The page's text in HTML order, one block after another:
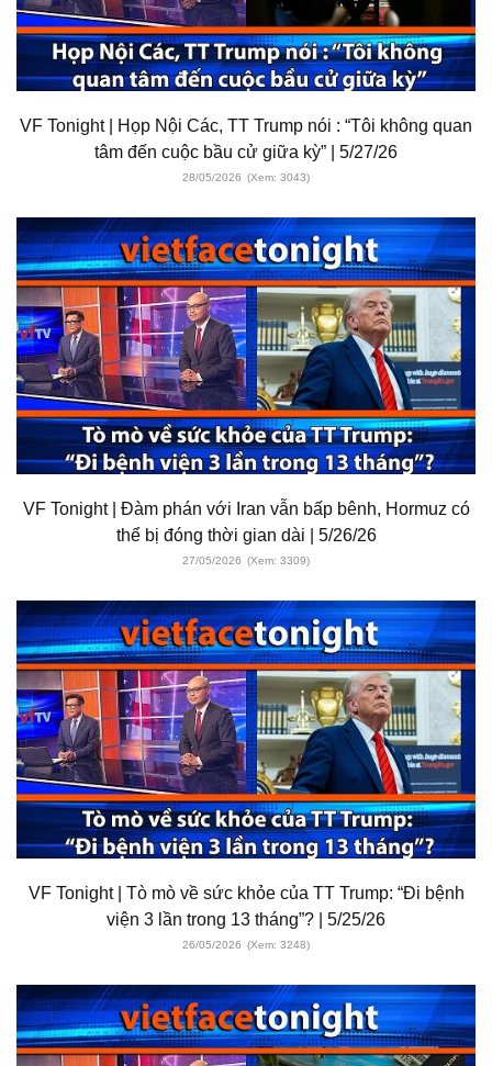
VF Tonight | Họp Nội Các, TT Trump nói : “Tôi không quan
tâm đến cuộc bầu cử giữa kỳ” | 5/27/26
28/05/2026 (Xem: 3043)
VF Tonight | Đàm phán với Iran vẫn bấp bênh, Hormuz có
thể bị đóng thời gian dài | 5/26/26
27/05/2026 (Xem: 3309)
VF Tonight | Tò mò về sức khỏe của TT Trump: “Đi bệnh
viện 3 lần trong 13 tháng”? | 5/25/26
26/05/2026 (Xem: 3248)